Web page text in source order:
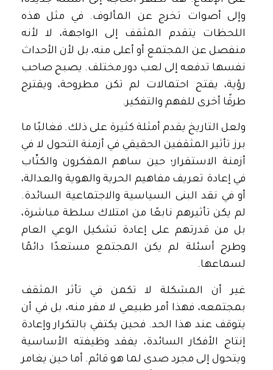
وإلى أصوات تخرج عن المألوف. في مثل هذه
اللحظات يتقدم المثقف إلى الواجهة، لا لأنه
منفصل عن المجتمع أو أعلى منه، بل لأن الأحداث
نفسها تدفعه إلى لعب دور مختلف. يصبح صاحب
رؤية، يفتح احتمالات لم تكن مطروحة، ويقترح
طرقًا أخرى للفهم والتفكير.
ولعل التاريخ يقدم أمثلة كثيرة على ذلك. فغالبًا ما
برز تأثير المثقفين الحقيقي في أزمنة التحول لا في
أزمنة الاستقرار؛ حين ساهم المفكرون والكتّاب
في إعادة تعريف مفاهيم الحرية والهوية والعدالة،
أو في نقد البنى السياسية والاجتماعية السائدة.
لم يكن تأثيرهم نابعًا من امتلاك سلطة مباشرة،
بل من قدرتهم على إعادة تشكيل الوعي العام
وطرح أسئلة لم يكن المجتمع مستعدًا دائمًا
لسماعها.
غير أن المشكلة لا تكمن في تأثر المثقف
بمجتمعه، فهذا أمر طبيعي لا مفر منه، بل في أن
يتوقف عند هذا الحد. فحين يكتفي بالتكرار وإعادة
إنتاج الأفكار السائدة، يفقد وظيفته الأساسية
ويتحول إلى مجرد صدى لما هو قائم. أما حين يغامر